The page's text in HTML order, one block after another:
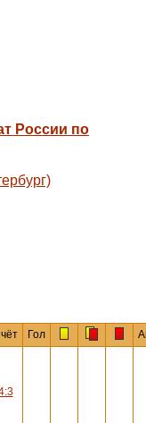
России по
Гол